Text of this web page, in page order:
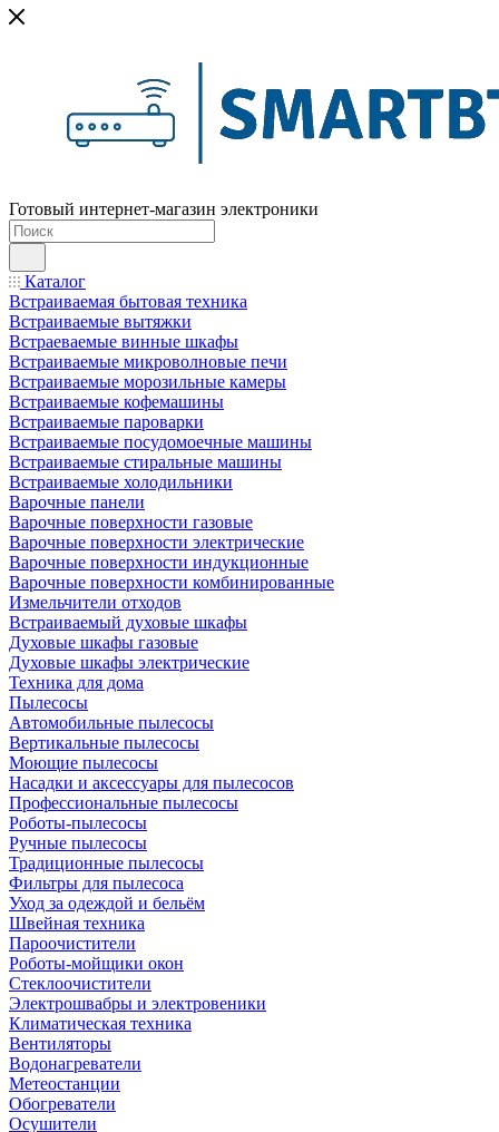
Готовый интернет-магазин электроники
Каталог
Встраиваемая бытовая техника
Встраиваемые вытяжки
Встраеваемые винные шкафы
Встраиваемые микроволновые печи
Встраиваемые морозильные камеры
Встраиваемые кофемашины
Встраиваемые пароварки
Встраиваемые посудомоечные машины
Встраиваемые стиральные машины
Встраиваемые холодильники
Варочные панели
Варочные поверхности газовые
Варочные поверхности электрические
Варочные поверхности индукционные
Варочные поверхности комбинированные
Измельчители отходов
Встраиваемый духовые шкафы
Духовые шкафы газовые
Духовые шкафы электрические
Техника для дома
Пылесосы
Автомобильные пылесосы
Вертикальные пылесосы
Моющие пылесосы
Насадки и аксессуары для пылесосов
Профессиональные пылесосы
Роботы-пылесосы
Ручные пылесосы
Традиционные пылесосы
Фильтры для пылесоса
Уход за одеждой и бельём
Швейная техника
Пароочистители
Роботы-мойщики окон
Стеклоочистители
Электрошвабры и электровеники
Климатическая техника
Вентиляторы
Водонагреватели
Метеостанции
Обогреватели
Осушители